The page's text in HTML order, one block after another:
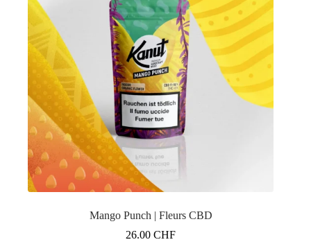
Mango Punch | Fleurs CBD
26.00CHF